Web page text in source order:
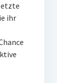
ihr